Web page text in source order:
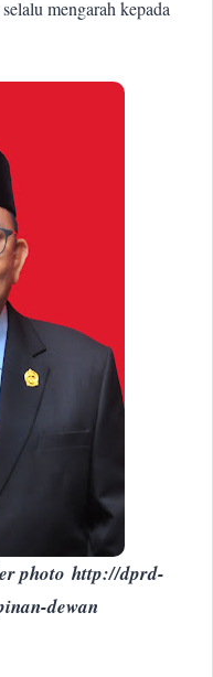
mengarah kepada
photo http://dprd-
dewan